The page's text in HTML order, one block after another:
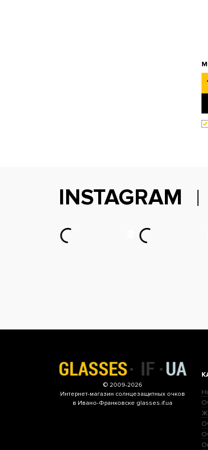
INSTAGRAM
© 2009-2026
Интернет-магазин солнцезащитных очков
в Ивано-Франковске glasses.if.ua